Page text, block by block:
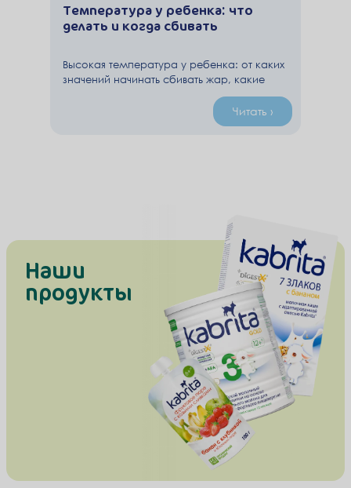
Температура у ребенка: что
делать и когда сбивать
Высокая температура у ребенка: от каких
значений начинать сбивать жар, какие
лекарства использовать, когда срочно
вызывать скорую и как правильно
восстановить малыша после болезни с
Читать ›
Наши
продукты